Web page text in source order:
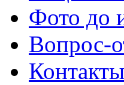
Фото до
Вопрос-
Контакты